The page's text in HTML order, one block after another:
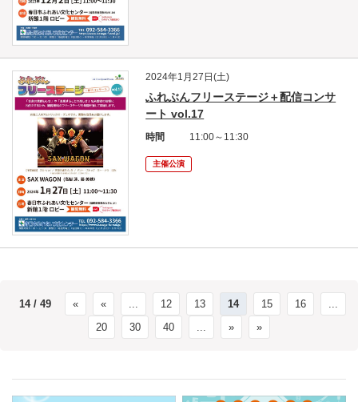
2024年1月27日(土)
ふれぶんフリーステージ＋配信コンサ
ート vol.17
時間 11:00～11:30
主催公演
14 / 49 « « ... 12 13 14 15 16
...
20
30 40 ... » »